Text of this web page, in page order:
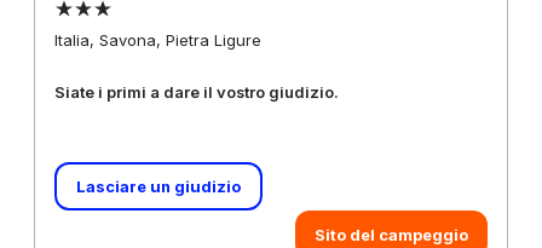
Italia, Savona, Pietra Ligure
Siate i primi a dare il vostro giudizio.
Lasciare un giudizio
Sito del campeggio